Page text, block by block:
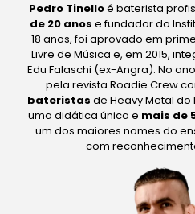
Pedro Tinelloé baterista
de 20 anos e fundador do
18 anos, foi aprovado em
Livre de Música e, em 2015,
Edu Falaschi (ex-Angra). No
pela revista Roadie Crew
bateristas de Heavy Metal do
uma didática única e mais de
um dos maiores nomes do
com